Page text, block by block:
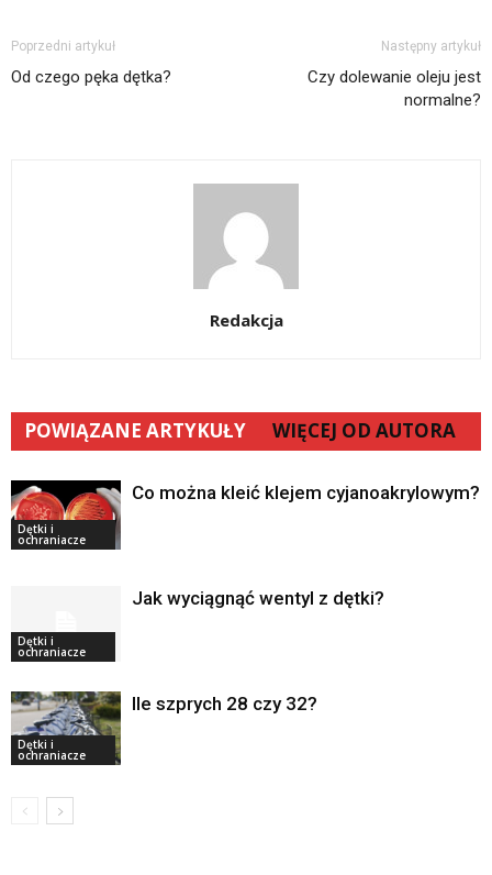
Poprzedni artykuł
Od czego pęka dętka?
Następny artykuł
Czy dolewanie oleju jest
normalne?
Redakcja
POWIĄZANE ARTYKUŁY WIĘCEJ OD AUTORA
Dętki i
ochraniacze
Co można kleić klejem cyjanoakrylowym?
Dętki i
ochraniacze
Jak wyciągnąć wentyl z dętki?
Dętki i
ochraniacze
Ile szprych 28 czy 32?